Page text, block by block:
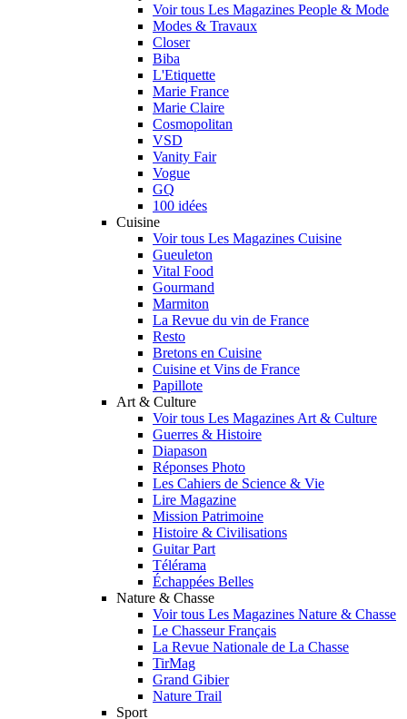
Voir tous Les Magazines People & Mode
Modes & Travaux
Closer
Biba
L'Etiquette
Marie France
Marie Claire
Cosmopolitan
VSD
Vanity Fair
Vogue
GQ
100 idées
Cuisine
Voir tous Les Magazines Cuisine
Gueuleton
Vital Food
Gourmand
Marmiton
La Revue du vin de France
Resto
Bretons en Cuisine
Cuisine et Vins de France
Papillote
Art & Culture
Voir tous Les Magazines Art & Culture
Guerres & Histoire
Diapason
Réponses Photo
Les Cahiers de Science & Vie
Lire Magazine
Mission Patrimoine
Histoire & Civilisations
Guitar Part
Télérama
Échappées Belles
Nature & Chasse
Voir tous Les Magazines Nature & Chasse
Le Chasseur Français
La Revue Nationale de La Chasse
TirMag
Grand Gibier
Nature Trail
Sport